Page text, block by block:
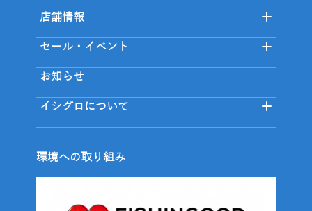
店舗情報
セール・イベント
お知らせ
イシグロについて
環境への取り組み